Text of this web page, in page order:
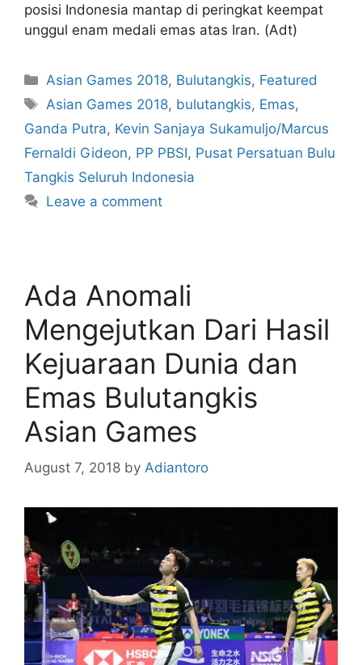
posisi Indonesia mantap di peringkat keempat
unggul enam medali emas atas Iran. (Adt)
Asian Games 2018, Bulutangkis, Featured
Asian Games 2018, bulutangkis, Emas,
Ganda Putra, Kevin Sanjaya Sukamuljo/Marcus
Fernaldi Gideon, PP PBSI, Pusat Persatuan Bulu
Tangkis Seluruh Indonesia
Leave a comment
Ada Anomali
Mengejutkan Dari Hasil
Kejuaraan Dunia dan
Emas Bulutangkis
Asian Games
August 7, 2018 by Adiantoro